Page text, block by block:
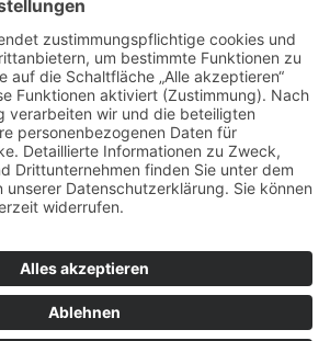
|Kontakt|Datenschutzerklärung |
Johannes-Hummel-Weg 1 57392 Schmallenberg
96980 E: info@sauerland.com